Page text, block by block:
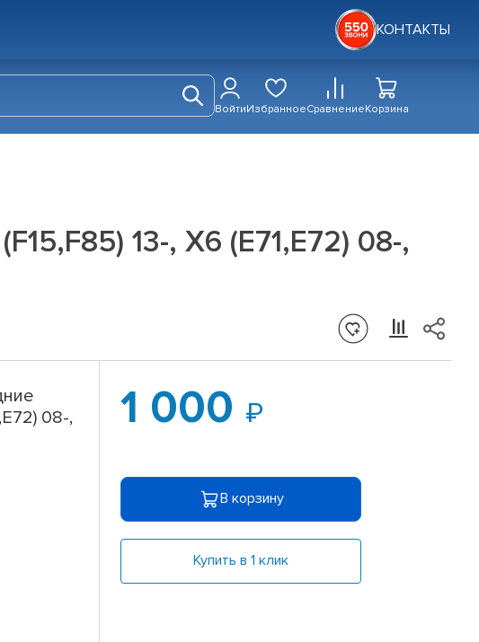
КОНТАКТЫ
ВойтиИзбранноеСравнениеКорзина
13-, X6 (E71,E72) 08-,
08-,
1 000
В корзину
Купить в 1 клик